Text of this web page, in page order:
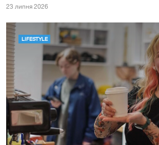
23 липня 2026
LIFESTYLE